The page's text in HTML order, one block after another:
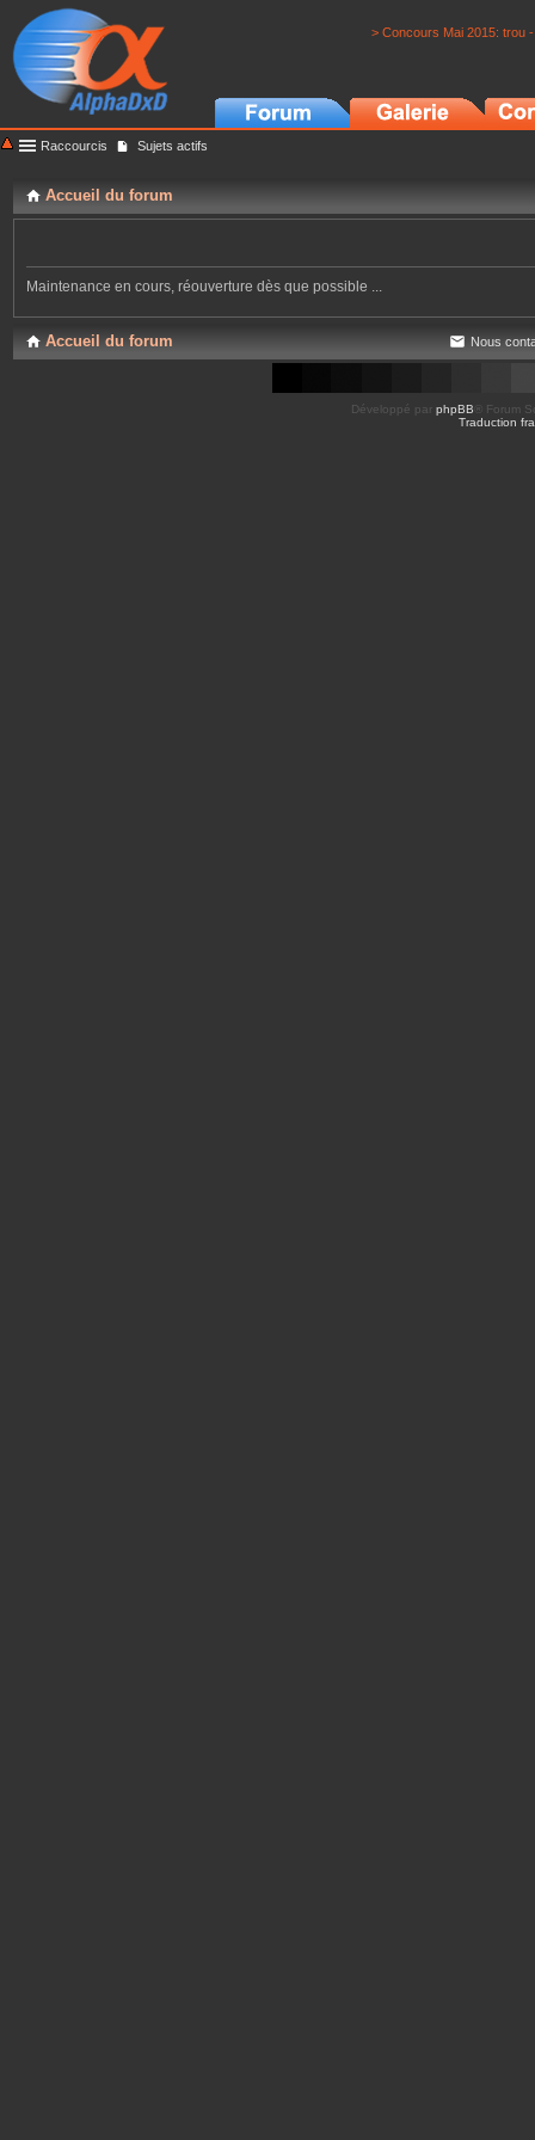
> Concours Mai 2015: trou
Raccourcis Sujets actifs
Accueil du forum
Maintenance en cours, réouverture dès que possible ...
Accueil du forum Nous
Développé par phpBB ® Forum
Traduction